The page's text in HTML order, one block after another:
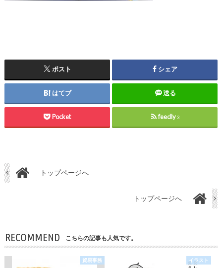
ポスト シェア
はてブ 送る
Pocket feedly3
トップページへ
トップページへ
RECOMMEND こちらの記事も人気です。
貿易事務 イラスト